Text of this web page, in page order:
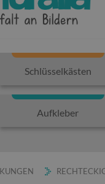
Schlüsselkästen
Aufkleber